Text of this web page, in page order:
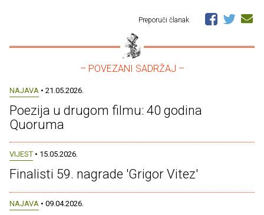
Preporuči članak
– POVEZANI SADRŽAJ –
NAJAVA • 21.05.2026.
Poezija u drugom filmu: 40 godina
Quoruma
VIJEST • 15.05.2026.
Finalisti 59. nagrade 'Grigor Vitez'
NAJAVA • 09.04.2026.